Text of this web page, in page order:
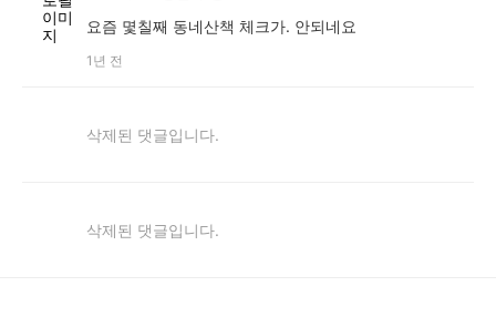
요즘 몇칠째 동네산책 체크가. 안되네요
1년 전
삭제된 댓글입니다.
삭제된 댓글입니다.